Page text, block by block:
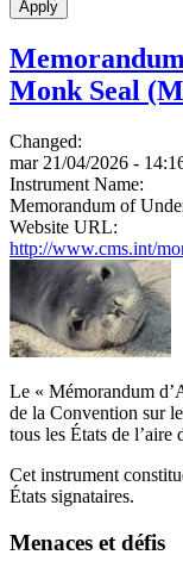
Monk Seal
Changed:
mar 21/04/2026 -
Instrument Name:
Memorandum of
Website URL:
http://www.cms.int/
Le « Mémorandum
de la Convention sur
tous les États de
Cet instrument
États signataires.
Menaces et défis